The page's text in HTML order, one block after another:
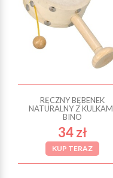
RĘCZNY BĘBENEK
NATURALNY Z
BINO
34 zł
KUP TERAZ